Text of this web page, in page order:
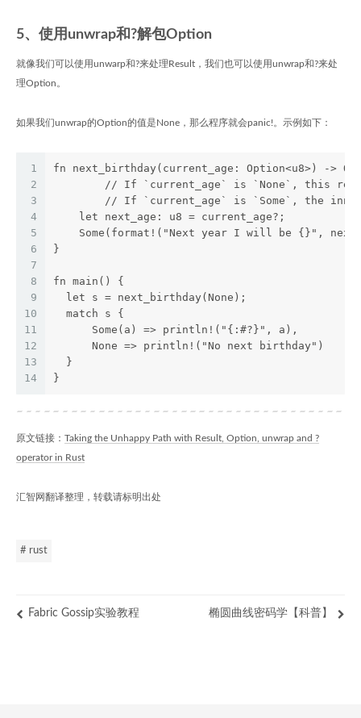
5、使用unwrap和?解包Option
就像我们可以使用unwarp和?来处理Result，我们也可以使用unwrap和?来处
理Option。
如果我们unwrap的Option的值是None，那么程序就会panic!。示例如下：
1
2
3
4
5
6
7
8
9
10
11
12
13
14
fn next_birthday(current_age: Option<u8>) ->
// If `current_age` is `None`, this
// If `current_age` is `Some`, the
    let next_age: u8 = current_age?;
Some(format!("Next year I will be {}",
}
fn main() {
  let s = next_birthday(None);
  match s {
      Some(a) => println!("{:#?}", a),
      None => println!("No next birthday")
  }
}
原文链接： Taking the Unhappy Path with Result, Option, unwrap and ?
operator in Rust
汇智网翻译整理，转载请标明出处
# rust
Fabric Gossip实验教程 椭圆曲线密码学【科普】